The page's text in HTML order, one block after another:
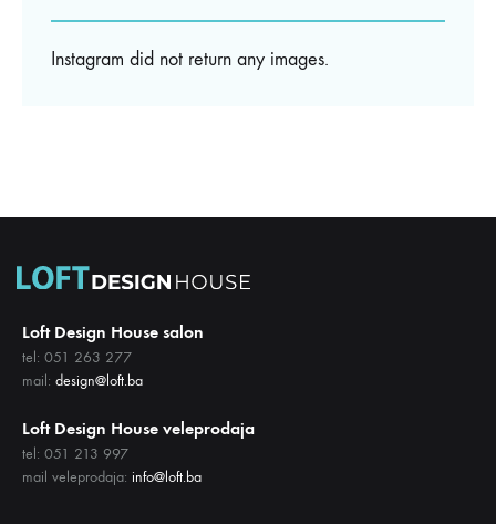
Instagram did not return any images.
Loft Design House salon
tel: 051 263 277
mail: design@loft.ba
Loft Design House veleprodaja
tel: 051 213 997
mail veleprodaja: info@loft.ba